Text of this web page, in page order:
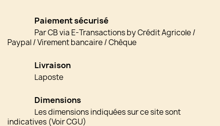
Paiement sécurisé
Par CB via E-Transactions by Crédit Agricole /
Paypal / Virement bancaire / Chèque
Livraison
Laposte
Dimensions
Les dimensions indiquées sur ce site sont
indicatives (Voir CGU)